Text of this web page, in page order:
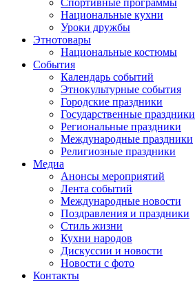
Спортивные программы
Национальные кухни
Уроки дружбы
Этнотовары
Национальные костюмы
События
Календарь событий
Этнокультурные события
Городские праздники
Государственные праздники
Региональные праздники
Международные праздники
Религиозные праздники
Медиа
Анонсы мероприятий
Лента событий
Международные новости
Поздравления и праздники
Cтиль жизни
Кухни народов
Дискуссии и новости
Новости с фото
Контакты